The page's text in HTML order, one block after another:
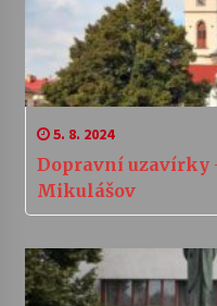
5. 8. 2024
Dopravní uzavírky
Mikulášov